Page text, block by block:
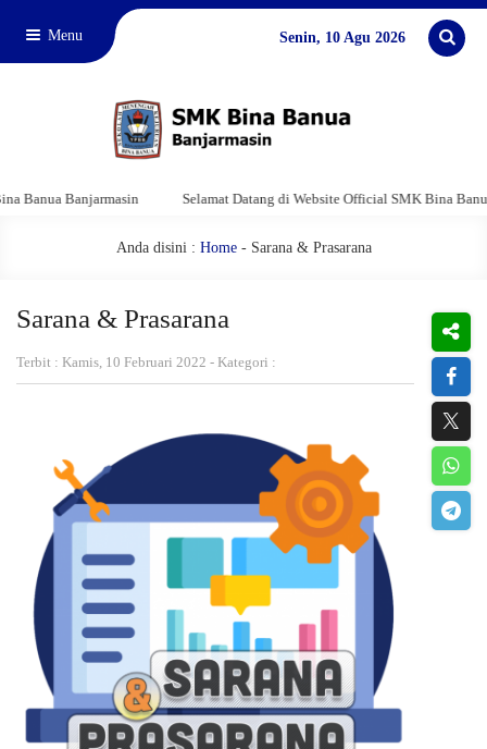
Menu Senin, 10 Agu 2026
Banjarmasin Selamat Datang di Website Official SMK Bina Banua
Anda disini : Home- Sarana & Prasarana
Sarana & Prasarana
Terbit : Kamis, 10 Februari 2022 - Kategori :